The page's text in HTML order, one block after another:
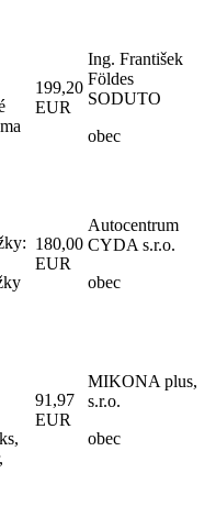
199,20
EUR
Ing. František
Földes
SODUTO
obec
180,00
EUR
Autocentrum
CYDA s.r.o.
obec
91,97
EUR
MIKONA plus,
s.r.o.
obec